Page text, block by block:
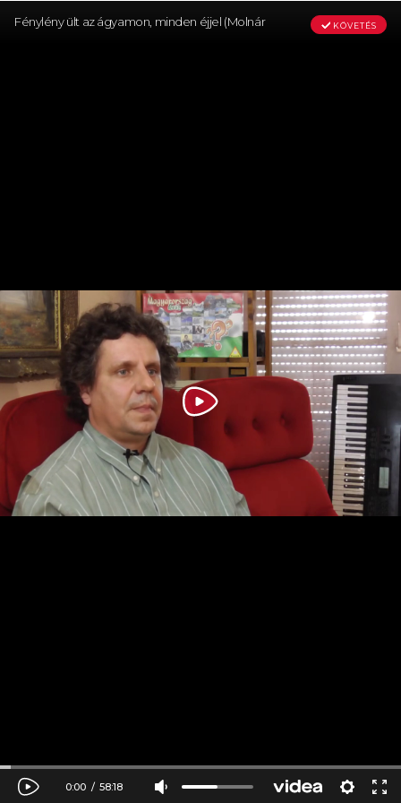
Fénylény ült az ágyamon, minden éjjel (Molnár KÖVETÉS
0:00 / 58:18